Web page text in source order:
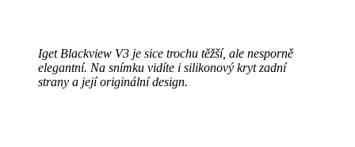
Iget Blackview V3 je sice trochu těžší, ale nesporně
elegantní. Na snímku vidíte i silikonový kryt zadní
strany a její originální design.